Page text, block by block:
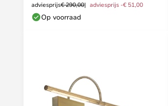
adviesprijs€ 290,00 adviesprijs -€ 51,00
Op voorraad